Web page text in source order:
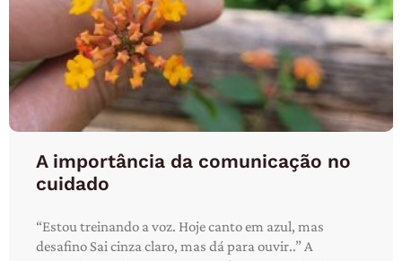
A importância da comunicação no
cuidado
“Estou treinando a voz. Hoje canto em azul, mas
desafino Sai cinza claro, mas dá para ouvir..” A